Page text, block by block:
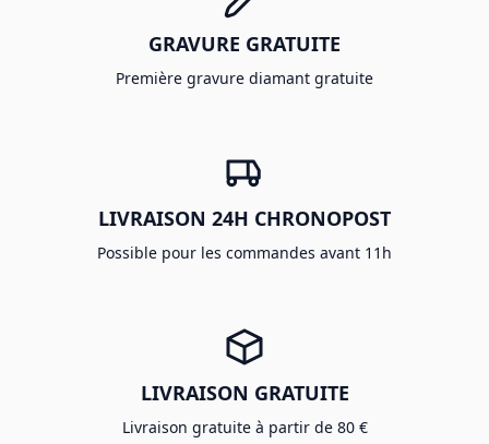
GRAVURE GRATUITE
Première gravure diamant gratuite
LIVRAISON 24H CHRONOPOST
Possible pour les commandes avant 11h
LIVRAISON GRATUITE
Livraison gratuite à partir de 80 €